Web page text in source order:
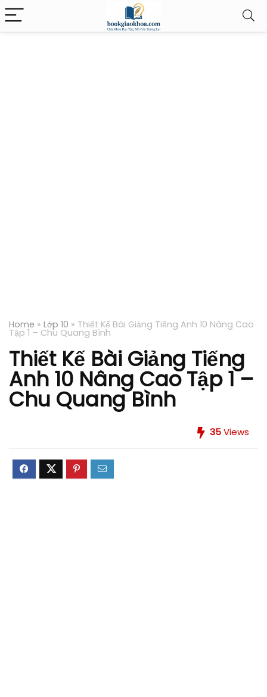
Home » Lớp 10 » Thiết Kế Bài Giảng Tiếng Anh 10 Nâng Cao
Tập 1 – Chu Quang Bình
Thiết Kế Bài Giảng Tiếng
Anh 10 Nâng Cao Tập 1 –
Chu Quang Bình
35Views